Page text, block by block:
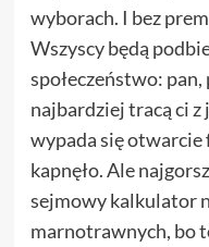
wyborach. I bez
Wszyscy będą
społeczeństwo:
najbardziej tracą ci z
wypada się otwarcie
kapnęło. Ale
sejmowy kalkulator
marnotrawnych, bo